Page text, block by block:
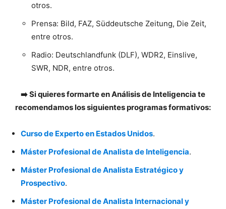
otros.
Prensa: Bild, FAZ, Süddeutsche Zeitung, Die Zeit,
entre otros.
Radio: Deutschlandfunk (DLF), WDR2, Einslive,
SWR, NDR, entre otros.
➡️ Si quieres formarte en Análisis de Inteligencia te
recomendamos los siguientes programas formativos:
Curso de Experto en Estados Unidos.
Máster Profesional de Analista de Inteligencia.
Máster Profesional de Analista Estratégico y
Prospectivo.
Máster Profesional de Analista Internacional y